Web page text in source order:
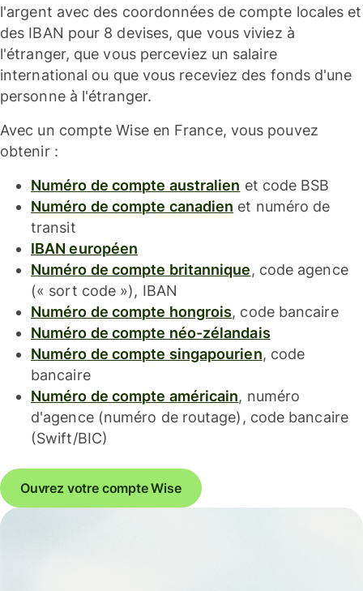
l'argent avec des coordonnées de compte locales et
des IBAN pour 8 devises, que vous viviez à
l'étranger, que vous perceviez un salaire
international ou que vous receviez des fonds d'une
personne à l'étranger.
Avec un compte Wise en France, vous pouvez
obtenir :
Numéro de compte australien et code BSB
Numéro de compte canadien et numéro de
transit
IBAN européen
Numéro de compte britannique, code agence
(« sort code »), IBAN
Numéro de compte hongrois, code bancaire
Numéro de compte néo-zélandais
Numéro de compte singapourien, code
bancaire
Numéro de compte américain, numéro
d'agence (numéro de routage), code bancaire
(Swift/BIC)
Ouvrez votre compte Wise